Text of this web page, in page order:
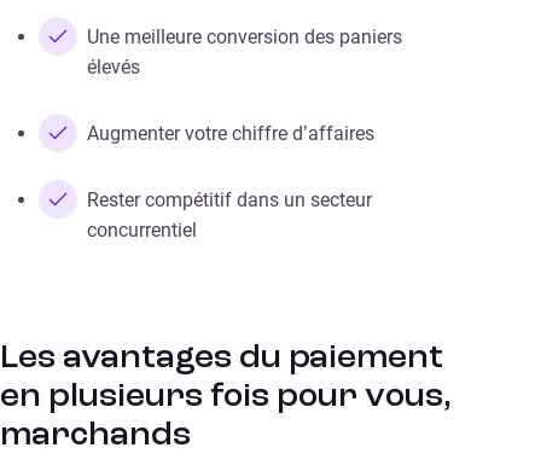
Une meilleure conversion des paniers
élevés
Augmenter votre chiffre d’affaires
Rester compétitif dans un secteur
concurrentiel
Les avantages du paiement
en plusieurs fois pour vous,
marchands